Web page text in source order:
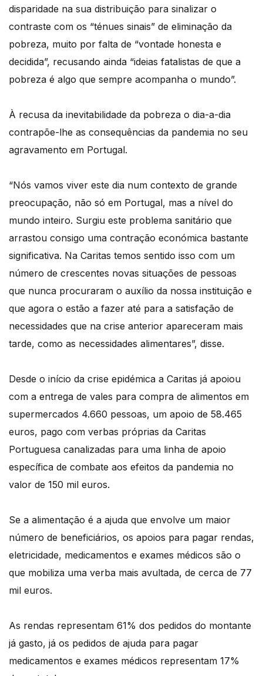
disparidade na sua distribuição para sinalizar o
contraste com os “ténues sinais” de eliminação da
pobreza, muito por falta de “vontade honesta e
decidida”, recusando ainda “ideias fatalistas de que a
pobreza é algo que sempre acompanha o mundo”.
À recusa da inevitabilidade da pobreza o dia-a-dia
contrapõe-lhe as consequências da pandemia no seu
agravamento em Portugal.
“Nós vamos viver este dia num contexto de grande
preocupação, não só em Portugal, mas a nível do
mundo inteiro. Surgiu este problema sanitário que
arrastou consigo uma contração económica bastante
significativa. Na Caritas temos sentido isso com um
número de crescentes novas situações de pessoas
que nunca procuraram o auxílio da nossa instituição e
que agora o estão a fazer até para a satisfação de
necessidades que na crise anterior apareceram mais
tarde, como as necessidades alimentares”, disse.
Desde o início da crise epidémica a Caritas já apoiou
com a entrega de vales para compra de alimentos em
supermercados 4.660 pessoas, um apoio de 58.465
euros, pago com verbas próprias da Caritas
Portuguesa canalizadas para uma linha de apoio
específica de combate aos efeitos da pandemia no
valor de 150 mil euros.
Se a alimentação é a ajuda que envolve um maior
número de beneficiários, os apoios para pagar rendas,
eletricidade, medicamentos e exames médicos são o
que mobiliza uma verba mais avultada, de cerca de 77
mil euros.
As rendas representam 61% dos pedidos do montante
já gasto, já os pedidos de ajuda para pagar
medicamentos e exames médicos representam 17%